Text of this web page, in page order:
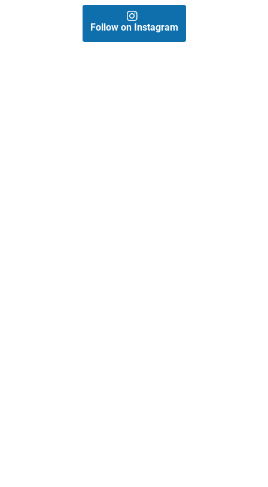
Follow on Instagram